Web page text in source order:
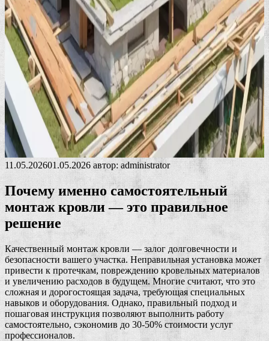
11.05.202601.05.2026 автор: administrator
Почему именно самостоятельный
монтаж кровли — это правильное
решение
Качественный монтаж кровли — залог долговечности и
безопасности вашего участка. Неправильная установка может
привести к протечкам, повреждению кровельных материалов
и увеличению расходов в будущем. Многие считают, что это
сложная и дорогостоящая задача, требующая специальных
навыков и оборудования. Однако, правильный подход и
пошаговая инструкция позволяют выполнить работу
самостоятельно, сэкономив до 30-50% стоимости услуг
профессионалов.